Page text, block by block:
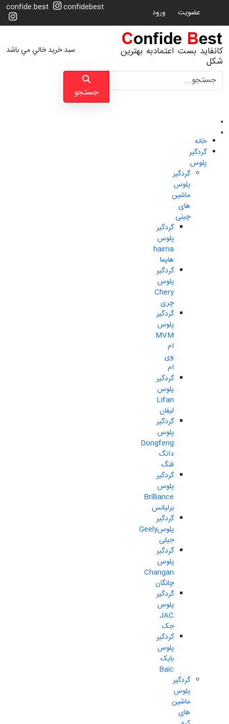
عضویت ورود confide.best confidebest
کانفاید بست اعتمادبه بهترین
شکل
جستجو
جستجو
سبد خرید خالي مي باشد
خانه
گردگیر
پلوس
گردگیر
پلوس
ماشین
های
چینی
گردگیر
پلوس
haima
هایما
گردگیر
پلوس
Chery
چری
گردگیر
پلوس
MVM
ام
وی
ام
گردگیر
پلوس
Lifan
لیفان
گردگیر
پلوس
Dongfeng
دانگ
فنگ
گردگیر
پلوس
Brilliance
برلیانس
گردگیر
پلوسGeely
جیلی
گردگیر
پلوس
Changan
چانگان
گردگیر
پلوس
JAC
جک
گردگیر
پلوس
بایک
Baic
گردگیر
پلوس
ماشین
های